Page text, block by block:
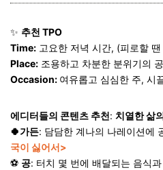
✨ 추천 TPO
Time: 고요한 저녁 시간, (피로할 땐
Place: 조용하고 차분한 분위기의
Occasion: 여유롭고 심심한 주, 시
에디터들의 콘텐츠 추천: 치열한 삶
🍀가든: 담담한 계나의 나레이션에
국이 싫어서>
⚽ 공: 터치 몇 번에 배달되는 음식